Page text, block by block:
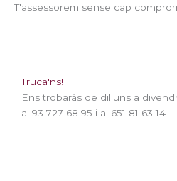
T'assessorem sense cap
Truca'ns!
Ens trobaràs de dilluns a
al 93 727 68 95 i al 651 81 63 14